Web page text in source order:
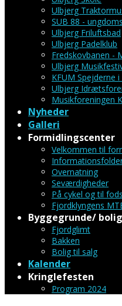
Ulbjerg
SUB 88 -
Ulbjerg Friluftsbad
Ulbjerg Padelklub
Fredskovbanen -
Ulbjerg
KFUM Spejderne
Ulbjerg
Musikforeningen
Nyheder
Galleri
Formidlingscenter
Velkommen til
Overnatning
Seværdigheder
På cykel og til fods
Fjordklyngens
Byggegrunde/
Fjordglimt
Bakken
Bolig til salg
Kalender
Kringlefesten
Program 2024